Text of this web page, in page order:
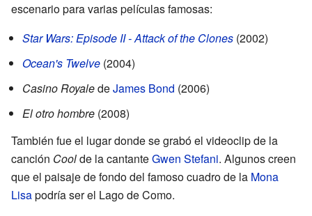
escenario para varias películas famosas:
Star Wars: Episode II - Attack of the Clones (2002)
Ocean's Twelve (2004)
Casino RoyaledeJames Bond (2006)
El otro hombre (2008)
También fue el lugar donde se grabó el videoclip de la
canción Coolde la cantanteGwen Stefani. Algunos creen
que el paisaje de fondo del famoso cuadro de la Mona
Lisapodría ser el Lago de Como.